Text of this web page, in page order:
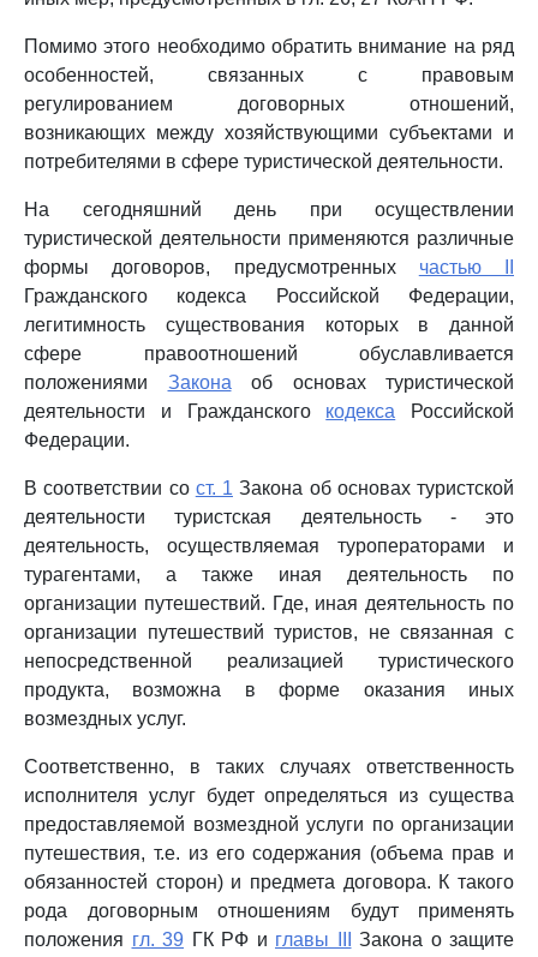
Помимо этого необходимо обратить внимание на ряд
особенностей, связанных с правовым
регулированием договорных отношений,
возникающих между хозяйствующими субъектами и
потребителями в сфере туристической деятельности.
На сегодняшний день при осуществлении
туристической деятельности применяются различные
формы договоров, предусмотренных частью II
Гражданского кодекса Российской Федерации,
легитимность существования которых в данной
сфере правоотношений обуславливается
положениями Закона об основах туристической
деятельности и Гражданского кодекса Российской
Федерации.
В соответствии со ст. 1 Закона об основах туристской
деятельности туристская деятельность - это
деятельность, осуществляемая туроператорами и
турагентами, а также иная деятельность по
организации путешествий. Где, иная деятельность по
организации путешествий туристов, не связанная с
непосредственной реализацией туристического
продукта, возможна в форме оказания иных
возмездных услуг.
Соответственно, в таких случаях ответственность
исполнителя услуг будет определяться из существа
предоставляемой возмездной услуги по организации
путешествия, т.е. из его содержания (объема прав и
обязанностей сторон) и предмета договора. К такого
рода договорным отношениям будут применять
положения гл. 39 ГК РФ и главы III
Закона о защите